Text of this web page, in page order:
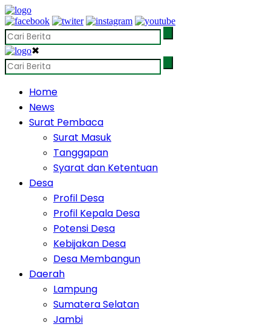
✖
Home
News
Surat Pembaca
Surat Masuk
Tanggapan
Syarat dan Ketentuan
Desa
Profil Desa
Profil Kepala Desa
Potensi Desa
Kebijakan Desa
Desa Membangun
Daerah
Lampung
Sumatera Selatan
Jambi